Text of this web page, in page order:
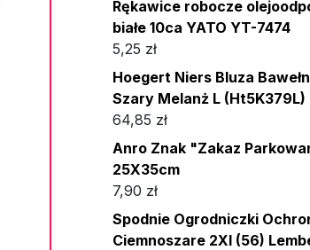
Rękawice robocze
białe 10ca YATO YT-7474
5,25 zł
Hoegert Niers Bluza
Szary Melanż L (Ht5K379L)
64,85 zł
Anro Znak "Zakaz
25X35cm
7,90 zł
Spodnie Ogrodniczki
Ciemnoszare 2Xl (56)